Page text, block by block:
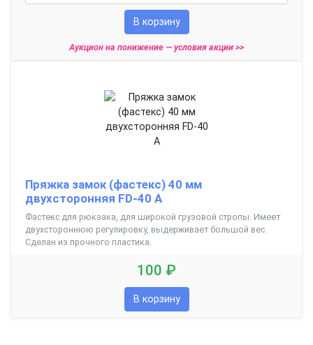
В корзину
Аукцион на понижение — условия акции >>
Пряжка замок (фастекс) 40 мм
двухсторонняя FD-40 А
Фастекс для рюкзака, для широкой грузовой стропы. Имеет
двухстороннюю регулировку, выдерживает большой вес.
Сделан из прочного пластика.
100 ₽
В корзину